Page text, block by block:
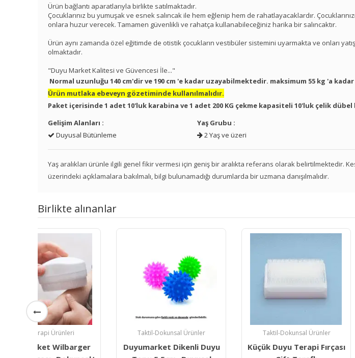
Ürün bağlantı aparatlarıyla birlikte satılmaktadır.
Çocuklarınız bu yumuşak ve esnek salıncak ile hem eğlenip hem de rahatlayacaklardır.
onlara huzur verecek. Tamamen güvenlikli ve rahatça kullanabileceğiniz harika bir salıncaktır.
Ürün aynı zamanda özel eğitimde de otistik çocukların vestibüler sistemini uyarmakta ve onları
olmaktadır.
"Duyu Market Kalitesi ve Güvencesi İle..."
Normal uzunluğu 140 cm'dir ve 190 cm 'e kadar uzayabilmektedir. maksimum 55 kg 'a kadar
Ürün mutlaka ebeveyn gözetiminde kullanılmalıdır.
Paket içerisinde 1 adet 10'luk karabina ve 1 adet 200 KG çekme kapasiteli 10'luk çelik
Gelişim Alanları :
Duyusal Bütünleme
Yaş Grubu :
2 Yaş ve üzeri
Yaş aralıkları ürünle ilgili genel fikir vermesi için geniş bir aralıkta referans olarak belirtilmektedir.
üzerindeki açıklamalara bakılmalı, bilgi bulunamadığı durumlarda bir uzmana danışılmalıdır.
Birlikte alınanlar
Taktil-Dokunsal Ürünler
Duyumarket Dikenli Duyu
Taktil-Dokunsal Ürünler
Küçük Duyu Terapi Fırçası
Salıncaklar
Salıncak